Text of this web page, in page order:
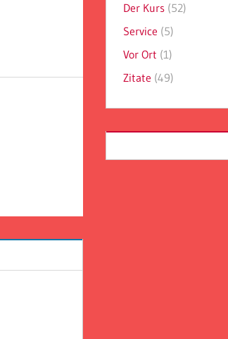
Der Kurs (52)
Service (5)
Vor Ort (1)
Zitate (49)